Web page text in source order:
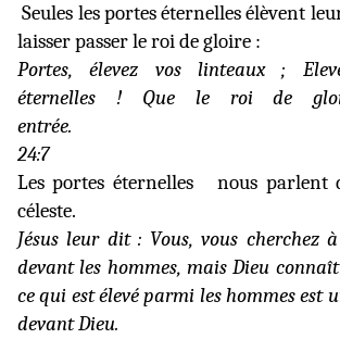
Seules les portes éternelles élèvent
laisser passer le roi de gloire :
Portes, élevez vos linteaux ;
éternelles ! Que le roi de
24:7
Les portes éternellesnous parlent
céleste.
Jésus leur dit : Vous, vous cherchez
devant les hommes, mais Dieu
ce qui est élevé parmi les hommes est
devant